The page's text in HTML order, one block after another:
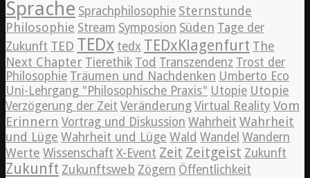
Sprache Sprachphilosophie Sternstunde
Philosophie Stream Symposion Süden Tage der
Zukunft TED TEDx tedx TEDxKlagenfurt The
Next Chapter Tierethik Tod Transzendenz Trost der
Philosophie Träumen und Nachdenken Umberto Eco
Uni-Lehrgang "Philosophische Praxis" Utopie Utopie
Verzögerung der Zeit Veränderung Virtual Reality Vom
Erinnern Vortrag und Diskussion Wahrheit Wahrheit
und Lüge Wahrheit und Lüge Wald Wandel Wandern
Werte Wissenschaft X-Event Zeit Zeitgeist Zukunft
Zukunft Zukunftsweb Zögern Öffentlichkeit